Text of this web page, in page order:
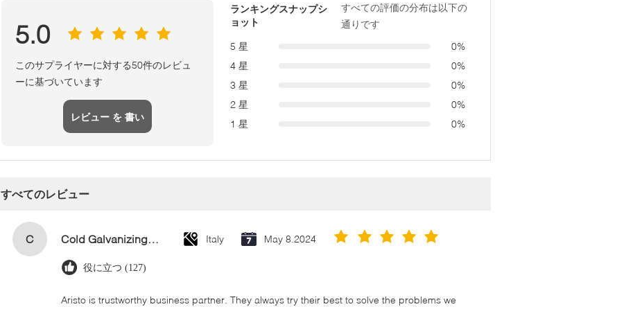
5.0
このサプライヤーに対する50件のレビュ
ーに基づいています
レビュー を 書い
ランキングスナップシ
ョット
すべての評価の分布は以下の
通りです
5 星
0%
4 星
0%
3 星
0%
2 星
0%
1 星
0%
すべてのレビュー
C Italy May 8.2024
役に立つ (127)
Aristo is trustworthy business partner. They always try their best to solve the problems we